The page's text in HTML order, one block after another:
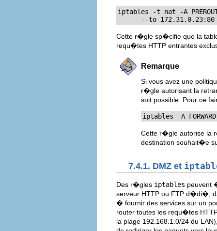
iptables -t nat -A
      --to 172.31.0.23:80
Cette r�gle sp�cifie que la
requ�tes HTTP entrantes
Remarque
Si vous avez une
r�gle autorisant la
soit possible. Pour ce
iptables -A
Cette r�gle autorise la
destination souhait�e
7.4.1. DMZ et
Des r�gles iptables peuvent
serveur HTTP ou FTP d�di�,
� fournir des services sur un
router toutes les requ�tes
la plage 192.168.1.0/24 du